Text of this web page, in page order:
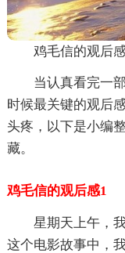
鸡毛信的观后
当认真看完一
时候最关键的观后
头疼，以下是小编
藏。
鸡毛信的观后感1
星期天上午，
这个电影故事中，